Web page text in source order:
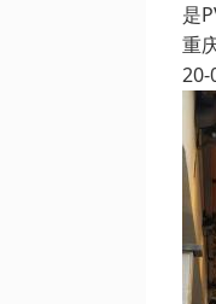
是
重
20-